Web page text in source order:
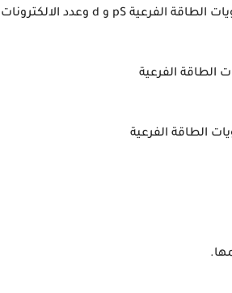
الطاقة الفرعية